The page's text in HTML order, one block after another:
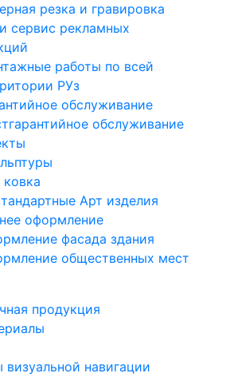
резка и гравировка
сервис рекламных
работы по всей
РУз
обслуживание
обслуживание
Арт изделия
оформление
фасада здания
общественных мест
продукция
навигации